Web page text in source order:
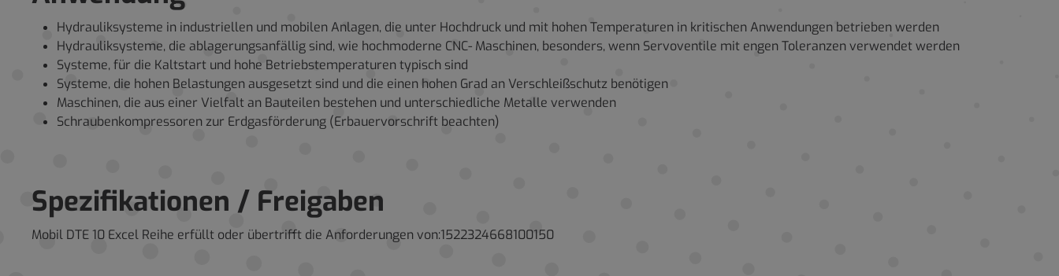
Hydrauliksysteme in industriellen und mobilen Anlagen, die unter Hochdruck und mit hohen Temperaturen in kritischen Anwendungen betrieben werden
Hydrauliksysteme, die ablagerungsanfällig sind, wie hochmoderne CNC- Maschinen, besonders, wenn Servoventile mit engen Toleranzen verwendet werden
Systeme, für die Kaltstart und hohe Betriebstemperaturen typisch sind
Systeme, die hohen Belastungen ausgesetzt sind und die einen hohen Grad an Verschleißschutz benötigen
Maschinen, die aus einer Vielfalt an Bauteilen bestehen und unterschiedliche Metalle verwenden
Schraubenkompressoren zur Erdgasförderung (Erbauervorschrift beachten)
Spezifikationen / Freigaben
Mobil DTE 10 Excel Reihe erfüllt oder übertrifft die Anforderungen von:1522324668100150